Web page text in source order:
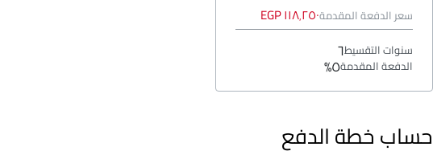
سعر الدفعة المقدمة١١٨٬٢٥٠ EGP
سنوات التقسيط٦
الدفعة المقدمة٥%
حساب خطة الدفع